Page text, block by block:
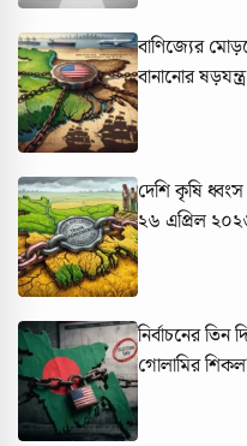
বাণিজ্যের
বানানোর ষড়যন্ত্র
দেশি কৃষি
২৬ এপ্রিল
নির্বাচনের
গোলামির